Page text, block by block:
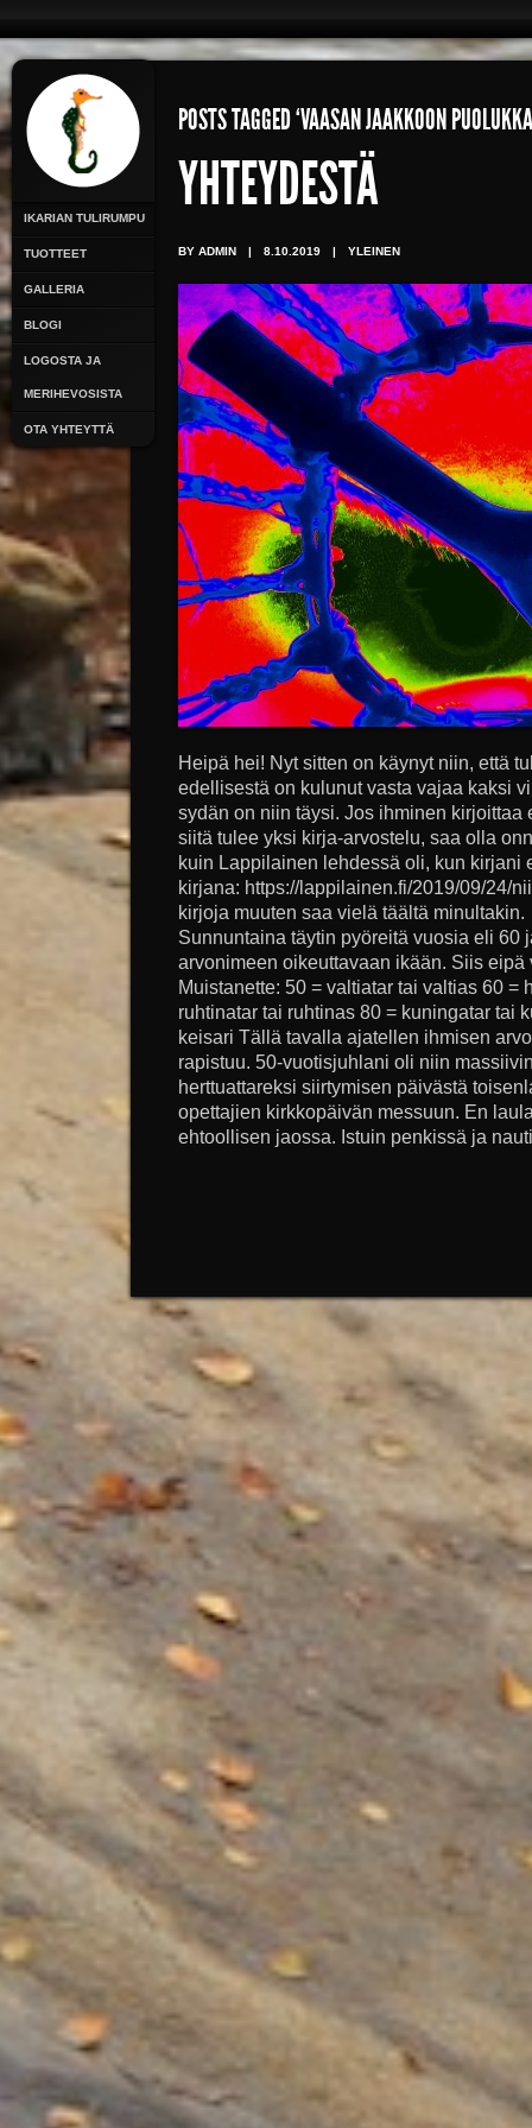
IKARIAN TULIRUMPU
TUOTTEET
GALLERIA
BLOGI
LOGOSTA JA
MERIHEVOSISTA
OTA YHTEYTTÄ
POSTS TAGGED ‘VAASAN JAAKKOON
YHTEYDESTÄ
BY ADMIN | 8.10.2019 | YLEINEN
Heipä hei! Nyt sitten on käynyt niin, että
edellisestä on kulunut vasta vajaa kaksi
sydän on niin täysi. Jos ihminen
siitä tulee yksi kirja-arvostelu, saa olla
kuin Lappilainen lehdessä oli, kun kirjani
kirjana: https://lappilainen.fi/2019/09/24/
kirjoja muuten saa vielä täältä
Sunnuntaina täytin pyöreitä vuosia eli 60
arvonimeen oikeuttavaan ikään. Siis
Muistanette: 50 = valtiatar tai valtias 60 =
ruhtinatar tai ruhtinas 80 = kuningatar tai
keisari Tällä tavalla ajatellen ihmisen
rapistuu. 50-vuotisjuhlani oli niin
herttuattareksi siirtymisen päivästä
opettajien kirkkopäivän messuun. En
ehtoollisen jaossa. Istuin penkissä ja